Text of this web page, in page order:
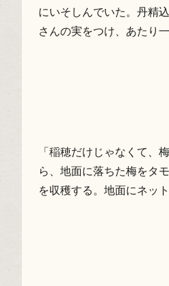
にいそしんでいた。丹精
さんの実をつけ、あたり
「稲穂だけじゃなくて、
ら、地面に落ちた梅をタ
を収穫する。地面にネッ